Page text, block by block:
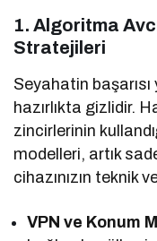
1. Algoritma
Stratejileri
Seyahatin
hazırlıkta gizlidir.
zincirlerinin
modelleri, artık
cihazınızın teknik
VPN ve Konum